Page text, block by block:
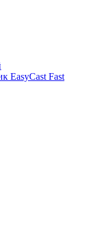
EasyCast Fast